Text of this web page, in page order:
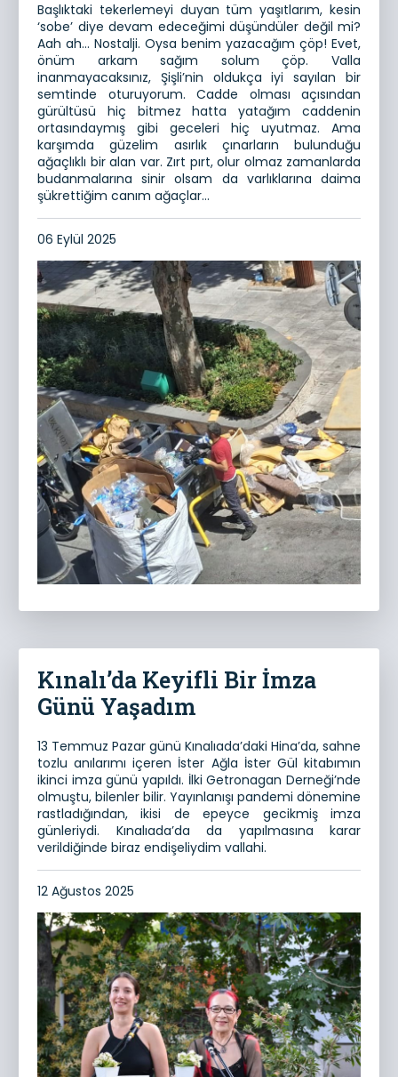
Başlıktaki tekerlemeyi duyan tüm yaşıtlarım, kesin
‘sobe’ diye devam edeceğimi düşündüler değil mi?
Aah ah… Nostalji. Oysa benim yazacağım çöp! Evet,
önüm arkam sağım solum çöp. Valla
inanmayacaksınız, Şişli’nin oldukça iyi sayılan bir
semtinde oturuyorum. Cadde olması açısından
gürültüsü hiç bitmez hatta yatağım caddenin
ortasındaymış gibi geceleri hiç uyutmaz. Ama
karşımda güzelim asırlık çınarların bulunduğu
ağaçlıklı bir alan var. Zırt pırt, olur olmaz zamanlarda
budanmalarına sinir olsam da varlıklarına daima
şükrettiğim canım ağaçlar…
06 Eylül 2025
Kınalı’da Keyifli Bir İmza
Günü Yaşadım
13 Temmuz Pazar günü Kınalıada’daki Hina’da, sahne
tozlu anılarımı içeren İster Ağla İster Gül kitabımın
ikinci imza günü yapıldı. İlki Getronagan Derneği’nde
olmuştu, bilenler bilir. Yayınlanışı pandemi dönemine
rastladığından, ikisi de epeyce gecikmiş imza
günleriydi. Kınalıada’da da yapılmasına karar
verildiğinde biraz endişeliydim vallahi.
12 Ağustos 2025